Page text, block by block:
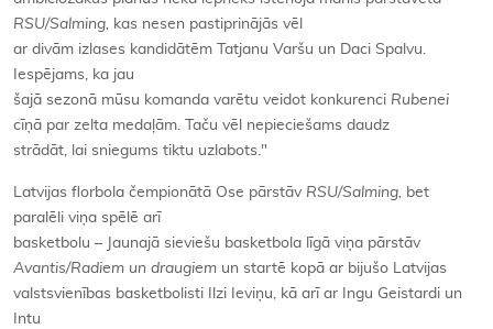
RSU/Salming, kas nesen pastiprinājās vēl
ar divām izlases kandidātēm Tatjanu Varšu un Daci Spalvu.
Iespējams, ka jau
šajā sezonā mūsu komanda varētu veidot konkurenci Rubenei
cīņā par zelta medaļām. Taču vēl nepieciešams daudz
strādāt, lai sniegums tiktu uzlabots."
Latvijas florbola čempionātā Ose pārstāv RSU/Salming, bet
paralēli viņa spēlē arī
basketbolu – Jaunajā sieviešu basketbola līgā viņa pārstāv
Avantis/Radiem un draugiem un startē kopā ar bijušo Latvijas
valstsvienības basketbolisti Ilzi Ieviņu, kā arī ar Ingu Geistardi un
Intu